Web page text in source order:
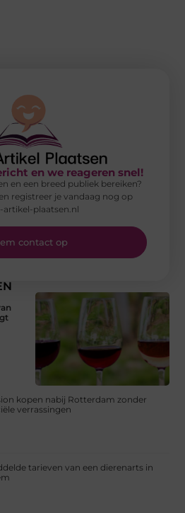
kopen nabij Rotterdam zonder
verrassingen
tarieven van een dierenarts in
en we reageren snel!
en een breed publiek bereiken?
registreer je vandaag nog op
artikel-plaatsen.nl
contact op